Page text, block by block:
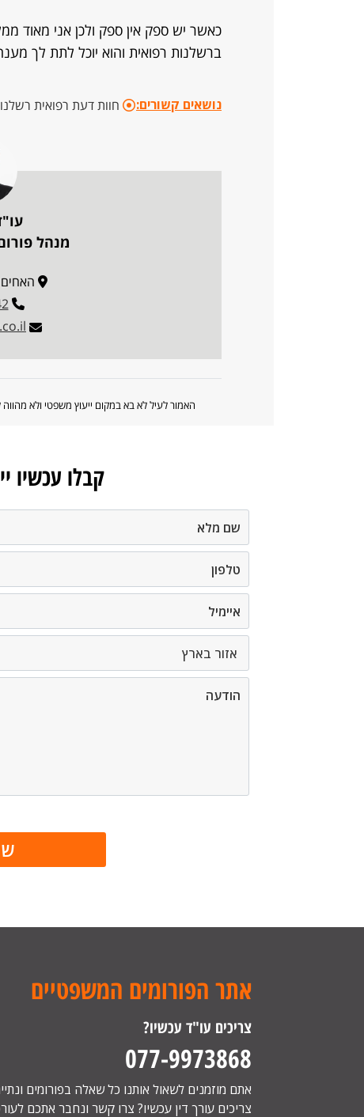
כאשר יש ספק אין ספק ולכן אני מאוד
ברשלנות רפואית והוא יוכל לתת לך
נושאים קשורים: חוות דעת רפואית
מנהל
האחים
האמור לעיל לא בא במקום ייעוץ משפטי ולא
קבלו עכשיו
אתר הפורומים המשפטיים
צריכים עו"ד עכשיו?
077-9973868
אתם מוזמנים לשאול אותנו כל שאלה בפורומים
צריכים עורך דין עכשיו? צרו קשר ונחבר אתכם